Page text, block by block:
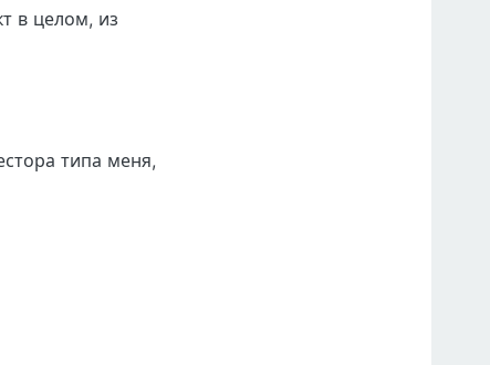
в целом, из
типа меня,